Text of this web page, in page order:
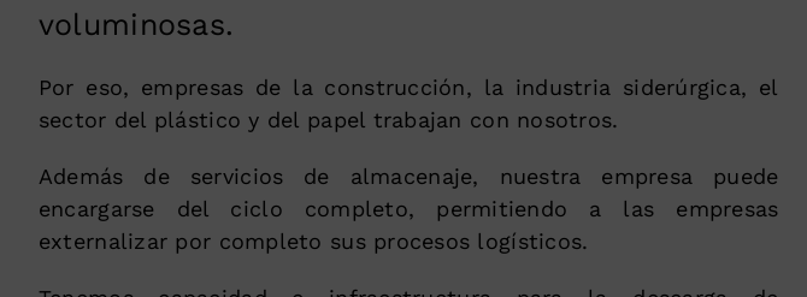
voluminosas.
Por eso, empresas de la construcción, la industria siderúrgica, el
sector del plástico y del papel trabajan con nosotros.
Además de servicios de almacenaje, nuestra empresa puede
encargarse del ciclo completo, permitiendo a las empresas
externalizar por completo sus procesos logísticos.